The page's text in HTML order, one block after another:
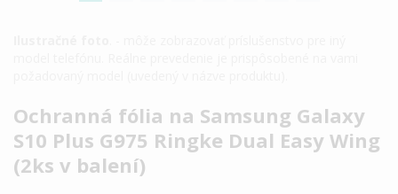
Ochranná fólia na Samsung Galaxy
S10 Plus G975 Ringke Dual Easy Wing
(2ks v balení)
Preskočiť
na
začiatok
galérie